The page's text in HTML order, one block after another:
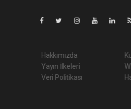
Hakkımızda
Yayın İlkeleri
Veri Politikası